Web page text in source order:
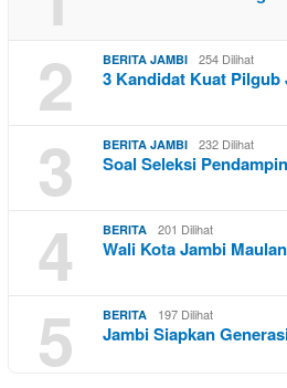
2 BERITA JAMBI 254 Dilihat
3 Kandidat Kuat
3 BERITA JAMBI 232 Dilihat
Soal Seleksi
4 BERITA 201 Dilihat
Wali Kota Jambi
5 BERITA 197 Dilihat
Jambi Siapkan